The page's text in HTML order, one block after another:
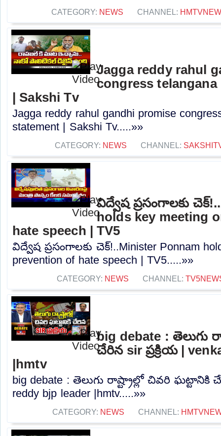
CATEGORY: NEWS CHANNEL:
Jagga reddy rahul
congress
| Sakshi Tv
Jagga reddy rahul gandhi promise
statement | Sakshi Tv.....»»
CATEGORY: NEWS CHANNEL:
విద్వేష ప్రసంగాలకు
holds key meeting
hate speech | TV5
విద్వేష ప్రసంగాలకు చెక్!..Minister Ponnam
prevention of hate speech | TV5.....»»
CATEGORY: NEWS CHANNEL:
big debate : తెలుగు
చేరిన sir ప్రక్రియ |
|hmtv
big debate : తెలుగు రాష్ట్రాల్లో చివరి ఘట్టానికి
reddy bjp leader |hmtv.....»»
CATEGORY: NEWS CHANNEL: